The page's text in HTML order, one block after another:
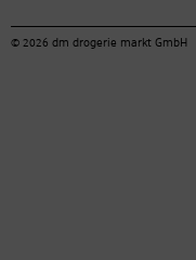
© 2026 dm drogerie markt GmbH